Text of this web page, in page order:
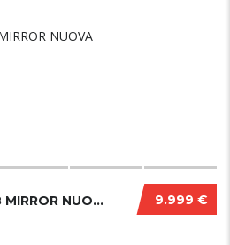
9.999 €
FIAT 500L 1.4 GPL 2018 MIRROR NUOVA